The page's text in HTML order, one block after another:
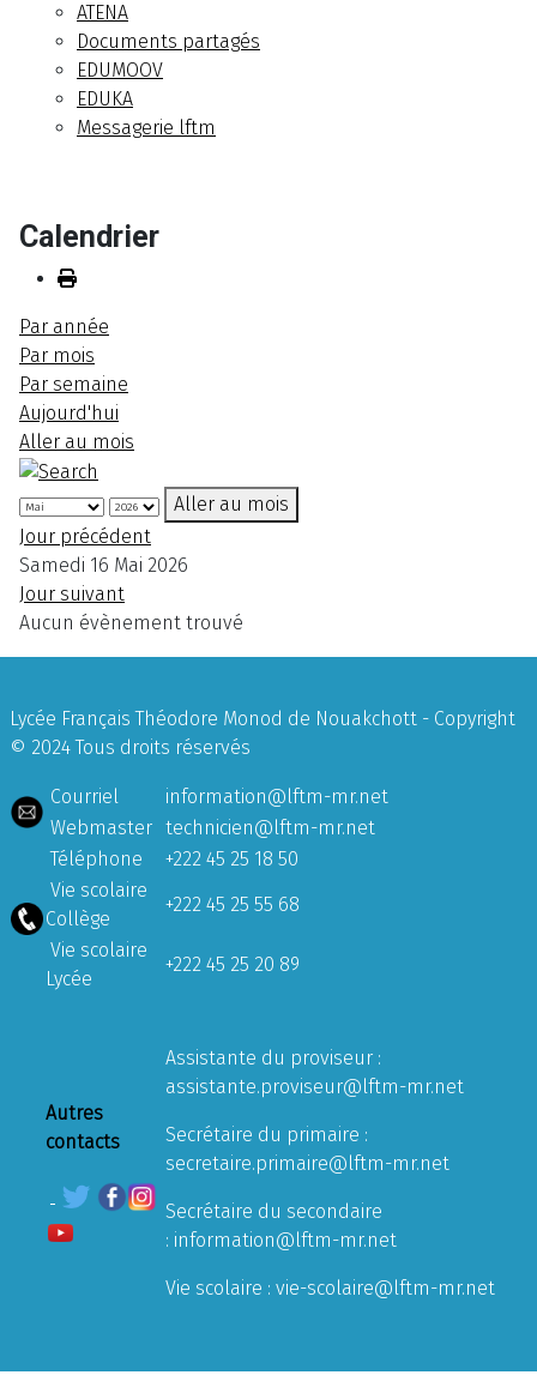
ATENA
Documents partagés
EDUMOOV
EDUKA
Messagerie lftm
Calendrier
Par année
Par mois
Par semaine
Aujourd'hui
Aller au mois
Aller au mois
Jour précédent
Samedi 16 Mai 2026
Jour suivant
Aucun évènement trouvé
Lycée Français Théodore Monod de Nouakchott - Copyright
© 2024 Tous droits réservés
Courriel
information@lftm-mr.net
Webmaster technicien@lftm-mr.net
Téléphone
+222 45 25 18 50
Vie scolaire
Collège
+222 45 25 55 68
Vie scolaire
Lycée
+222 45 25 20 89
Autres
contacts
Assistante du proviseur :
assistante.proviseur@lftm-mr.net
Secrétaire du primaire :
secretaire.primaire@lftm-mr.net
Secrétaire du secondaire
: information@lftm-mr.net
Vie scolaire : vie-scolaire@lftm-mr.net